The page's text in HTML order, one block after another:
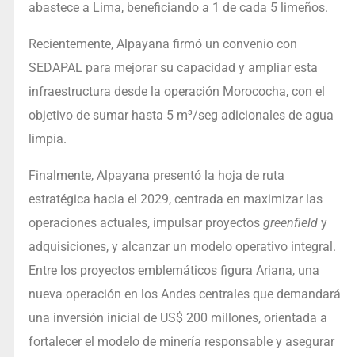
abastece a Lima, beneficiando a 1 de cada 5 limeños.
Recientemente, Alpayana firmó un convenio con
SEDAPAL para mejorar su capacidad y ampliar esta
infraestructura desde la operación Morococha, con el
objetivo de sumar hasta 5 m³/seg adicionales de agua
limpia.
Finalmente, Alpayana presentó la hoja de ruta
estratégica hacia el 2029, centrada en maximizar las
operaciones actuales, impulsar proyectos greenfieldy
adquisiciones, y alcanzar un modelo operativo integral.
Entre los proyectos emblemáticos figura Ariana, una
nueva operación en los Andes centrales que demandará
una inversión inicial de US$ 200 millones, orientada a
fortalecer el modelo de minería responsable y asegurar